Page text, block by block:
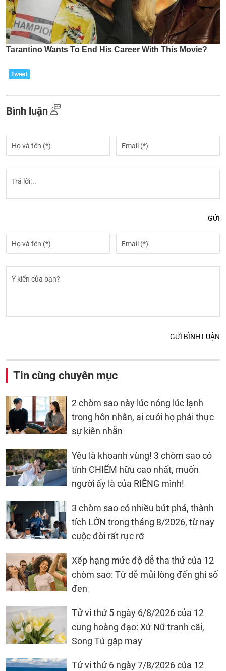
Bình luận
GỬI
GỬI BÌNH LUẬN
Tin cùng chuyên mục
2 chòm sao này lúc nóng lúc lạnh
trong hôn nhân, ai cưới họ phải thực
sự kiên nhẫn
Yêu là khoanh vùng! 3 chòm sao có
tính CHIẾM hữu cao nhất, muốn
người ấy là của RIÊNG mình!
3 chòm sao có nhiều bứt phá, thành
tích LỚN trong tháng 8/2026, từ nay
cuộc đời rất rực rỡ
Xếp hạng mức độ dễ tha thứ của 12
chòm sao: Từ dễ mủi lòng đến ghi sổ
đen
Tử vi thứ 5 ngày 6/8/2026 của 12
cung hoàng đạo: Xử Nữ tranh cãi,
Song Tử gặp may
Tử vi thứ 6 ngày 7/8/2026 của 12